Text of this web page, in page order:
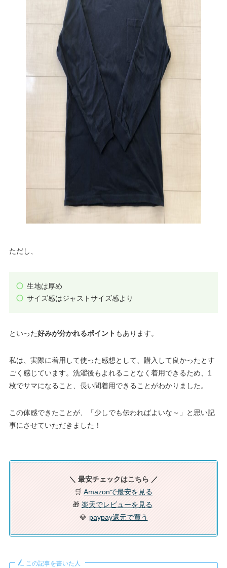
ただし、
生地は厚め
サイズ感はジャストサイズ感より
といった好みが分かれるポイント もあります。
私は、実際に着用して使った感想として、購入して良かったとす
ごく感じています。洗濯後もよれることなく着用できるため、1
枚でサマになること、長い間着用できることがわかりました。
この体感できたことが、「少しでも伝わればよいな～」と思い記
事にさせていただきました！
＼ 最安チェックはこちら ／
🛒 Amazonで最安を見る
🎁 楽天でレビューを見る
💎 paypay還元で買う
この記事を書いた人